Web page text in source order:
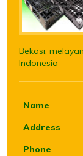
Bekasi,
Indonesia
Name
Address
Phone